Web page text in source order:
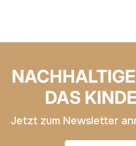
DAS
Jetzt zum Newsletter